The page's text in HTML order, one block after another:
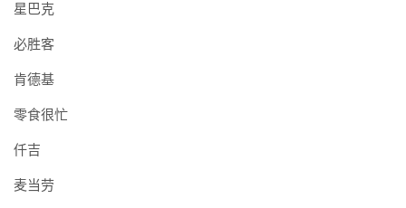
星巴克
必胜客
肯德基
零食很忙
仟吉
麦当劳